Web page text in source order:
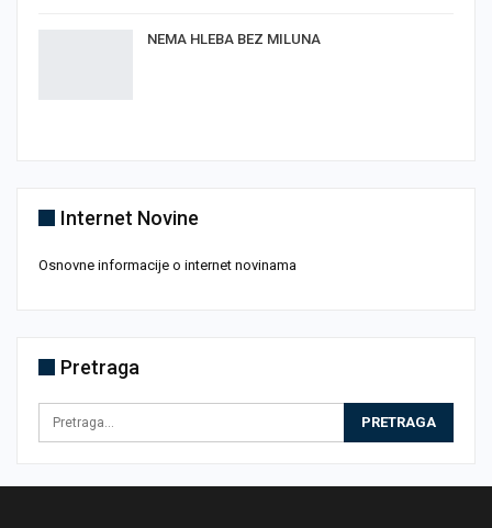
NEMA HLEBA BEZ MILUNA
Internet Novine
Osnovne informacije o internet novinama
Pretraga